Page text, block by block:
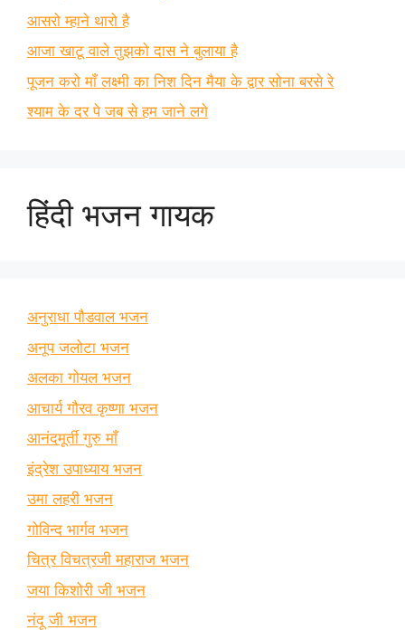
आसरो म्हाने थारो है
आजा खाटू वाले तुझको दास ने बुलाया है
पूजन करो माँ लक्ष्मी का निश दिन मैया के द्वार सोना बरसे रे
श्याम के दर पे जब से हम जाने लगे
हिंदी भजन गायक
अनुराधा पौडवाल भजन
अनूप जलोटा भजन
अलका गोयल भजन
आचार्य गौरव कृष्णा भजन
आनंदमूर्ती गुरु माँ
इंद्रेश उपाध्याय भजन
उमा लहरी भजन
गोविन्द भार्गव भजन
चित्र विचत्रजी महाराज भजन
जया किशोरी जी भजन
नंदू जी भजन